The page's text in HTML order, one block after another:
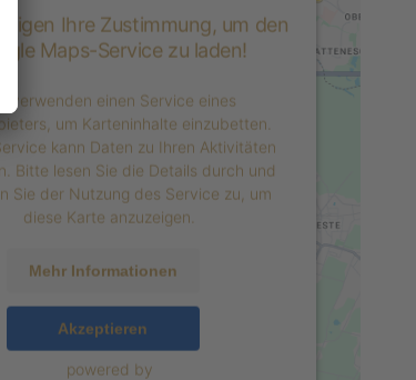
Ihre Zustimmung, um den
Maps-Service zu laden!
verwenden einen Service eines
um Karteninhalte einzubetten.
kann Daten zu Ihren Aktivitäten
Bitte lesen Sie die Details durch und
Sie der Nutzung des Service zu, um
diese Karte anzuzeigen.
Mehr Informationen
Akzeptieren
powered by